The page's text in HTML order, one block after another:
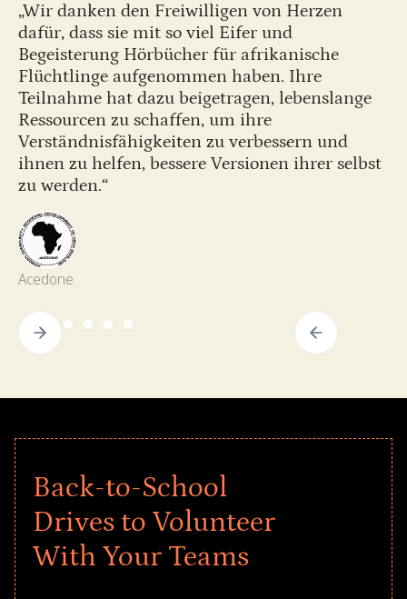
„Wir danken den Freiwilligen von Herzen
dafür, dass sie mit so viel Eifer und
Begeisterung Hörbücher für afrikanische
Flüchtlinge aufgenommen haben. Ihre
Teilnahme hat dazu beigetragen, lebenslange
Ressourcen zu schaffen, um ihre
Verständnisfähigkeiten zu verbessern und
ihnen zu helfen, bessere Versionen ihrer selbst
zu werden.“
Acedone
Back-to-School
Drives to Volunteer
With Your Teams